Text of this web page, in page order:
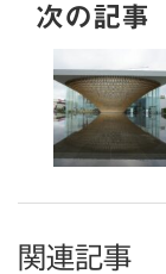
次の記事
関連記事